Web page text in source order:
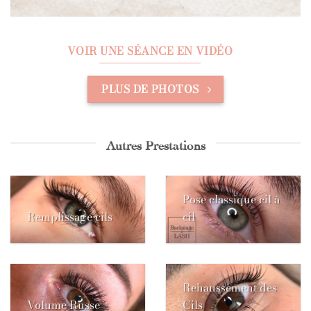
VOIR UNE SÉANCE EN VIDÉO
PLUS DE PHOTOS
Autres Prestations
Remplissage cils
Pose classique cil à
cil
Volume Russe
Rehaussement des
Cils